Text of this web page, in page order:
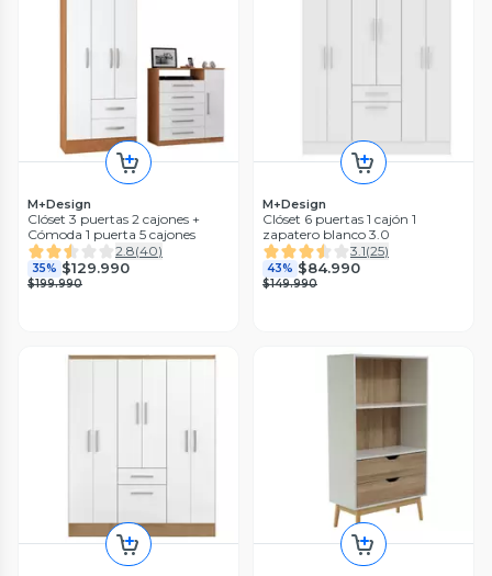
M+Design
Clóset 3 puertas 2 cajones +
Cómoda 1 puerta 5 cajones
2.8(40)
35% $129.990
$199.990
M+Design
Clóset 6 puertas 1 cajón 1
zapatero blanco 3.0
3.1(25)
43% $84.990
$149.990